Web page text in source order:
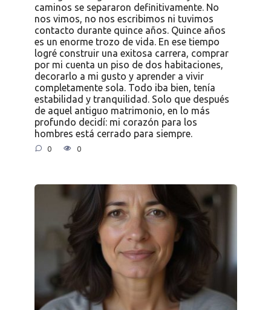
caminos se separaron definitivamente. No
nos vimos, no nos escribimos ni tuvimos
contacto durante quince años. Quince años
es un enorme trozo de vida. En ese tiempo
logré construir una exitosa carrera, comprar
por mi cuenta un piso de dos habitaciones,
decorarlo a mi gusto y aprender a vivir
completamente sola. Todo iba bien, tenía
estabilidad y tranquilidad. Solo que después
de aquel antiguo matrimonio, en lo más
profundo decidí: mi corazón para los
hombres está cerrado para siempre.
0 0